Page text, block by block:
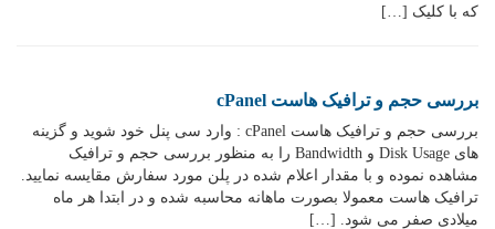
که با کلیک […]
بررسی حجم و ترافیک هاست cPanel
بررسی حجم و ترافیک هاست cPanel : وارد سی پنل خود شوید و گزینه
های Disk Usage و Bandwidth را به منظور بررسی حجم و ترافیک
مشاهده نموده و با مقدار اعلام شده در پلن مورد سفارش مقایسه نمایید.
ترافیک هاست معمولا بصورت ماهانه محاسبه شده و در ابتدا هر ماه
میلادی صفر می شود. […]